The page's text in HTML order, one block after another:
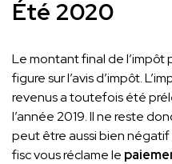
Été 2020
Le montant final de l’impôt
figure sur l’avis d’impôt.
revenus a toutefois été
l’année 2019. Il ne reste
peut être aussi bien négatif
fisc vous réclame le